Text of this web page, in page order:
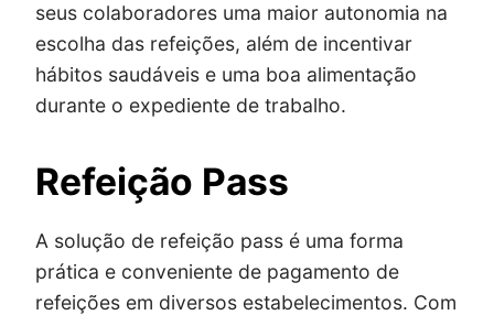
seus colaboradores uma maior autonomia na
escolha das refeições, além de incentivar
hábitos saudáveis e uma boa alimentação
durante o expediente de trabalho.
Refeição Pass
A solução de refeição pass é uma forma
prática e conveniente de pagamento de
refeições em diversos estabelecimentos. Com